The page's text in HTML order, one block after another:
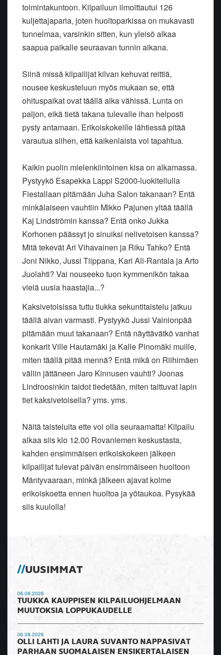
toimintakuntoon. Kilpailuun ilmoittautui 126
kuljettajaparia, joten huoltoparkissa on mukavasti
tunnelmaa, varsinkin sitten, kun yleisö alkaa
saapua paikalle seuraavan tunnin aikana.
Siinä missä kilpailijat kilvan kehuvat reittiä,
nousee keskusteluun myös mukaan se, että
ohituspaikat ovat täällä aika vähissä. Lunta on
paljon, eikä tietä takana tulevalle ihan helposti
pysty antamaan. Erikoiskokeille lähtiessä pitää
varautua siihen, että kaikenlaista voi tapahtua.
Kaikin puolin mielenkiintoinen kisa on alkamassa.
Pystyykö Esapekka Lappi S2000-luokitellulla
Fiestallaan pitämään Juha Salon takanaan? Entä
minkälaiseen vauhtiin Mikko Pajunen yltää täällä
Kaj Lindströmin kanssa? Entä onko Jukka
Korhonen päässyt jo sinuiksi nelivetoisen kanssa?
Mitä tekevät Ari Vihavainen ja Riku Tahko? Entä
Joni Nikko, Jussi Tiippana, Kari Ali-Rantala ja Arto
Juolahti? Vai nouseeko tuon kymmenikön takaa
vielä uusia haastajia...?
Kaksivetoisissa tuttu tiukka sekuntitaistelu jatkuu
täällä aivan varmasti. Pystyykö Jussi Vainionpää
pitämään muut takanaan? Entä näyttävätkö vanhat
konkarit Ville Hautamäki ja Kalle Pinomäki muille,
miten täällä pitää mennä? Entä mikä on Riihimäen
väliin jättäneen Jaro Kinnusen vauhti? Joonas
Lindroosinkin taidot tiedetään, miten taittuvat lapin
tiet kaksivetoisella? yms. yms.
Näitä taisteluita ette voi olla seuraamatta! Kilpailu
alkaa siis klo 12.00 Rovaniemen keskustasta,
kahden ensimmäisen erikoiskokeen jälkeen
kilpailijat tulevat päivän ensimmäiseen huoltoon
Mäntyvaaraan, minkä jälkeen ajavat kolme
erikoiskoetta ennen huoltoa ja yötaukoa. Pysykää
siis kuulolla!
UUSIMMAT
06.08.2026
TUUKKA KAUPPISEN KILPAILUOHJELMAAN
MUUTOKSIA LOPPUKAUDELLE
06.08.2026
OLLI LAHTI JA LAURA SUVANTO NAPPASIVAT
PARHAAN SUOMALAISEN ENSIKERTALAISEN